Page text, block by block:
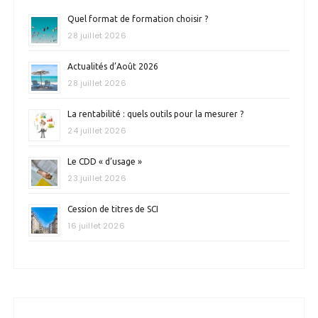
Quel format de formation choisir ?
28 juillet 2026
Actualités d’Août 2026
28 juillet 2026
La rentabilité : quels outils pour la mesurer ?
24 juillet 2026
Le CDD « d’usage »
23 juillet 2026
Cession de titres de SCI
16 juillet 2026